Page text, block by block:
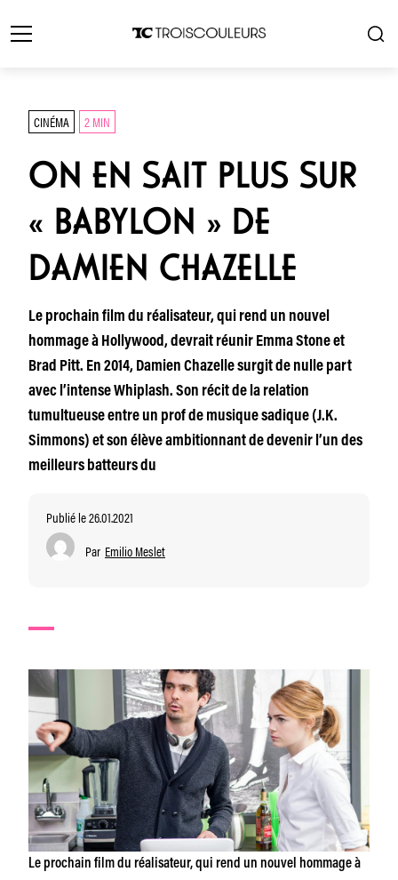
CINÉMA 2 MIN
ON EN SAIT PLUS SUR
« BABYLON » DE
DAMIEN CHAZELLE
Le prochain film du réalisateur, qui rend un nouvel
hommage à Hollywood, devrait réunir Emma Stone et
Brad Pitt. En 2014, Damien Chazelle surgit de nulle part
avec l’intense Whiplash. Son récit de la relation
tumultueuse entre un prof de musique sadique (J.K.
Simmons) et son élève ambitionnant de devenir l’un des
meilleurs batteurs du
Publié le 26.01.2021
Par Emilio Meslet
Le prochain film du réalisateur, qui rend un nouvel hommage à